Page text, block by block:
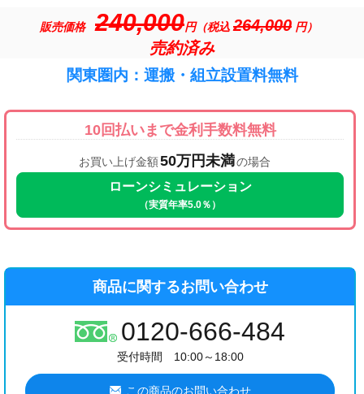
販売価格 240,000円（税込 264,000 円）
売約済み
関東圏内：運搬・組立設置料無料
10回払いまで金利手数料無料
お買い上げ金額50万円未満の場合
ローンシミュレーション
（実質年率5.0％）
商品に関するお問い合わせ
0120-666-484
受付時間 10:00～18:00
この商品のお問い合わせ